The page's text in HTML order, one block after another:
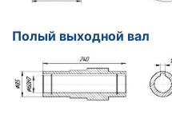
Полый выходной вал